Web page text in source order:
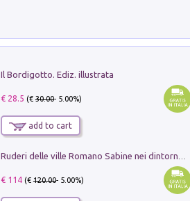
Il Bordigotto. Ediz. illustrata
€ 28.5 (€30.00- 5.00%)
add to cart
€ 114(€120.00- 5.00%)